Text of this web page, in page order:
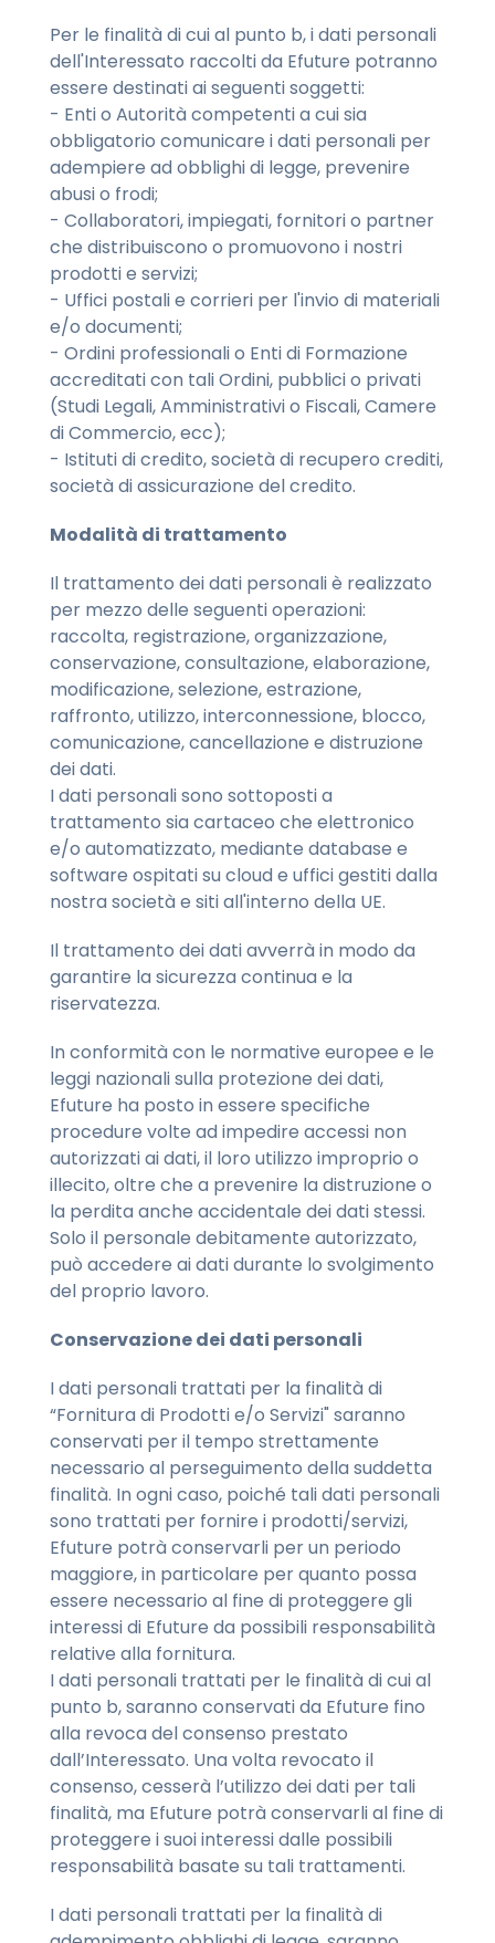
Per le finalità di cui al punto b, i dati personali
dell'Interessato raccolti da Efuture potranno
essere destinati ai seguenti soggetti:
- Enti o Autorità competenti a cui sia
obbligatorio comunicare i dati personali per
adempiere ad obblighi di legge, prevenire
abusi o frodi;
- Collaboratori, impiegati, fornitori o partner
che distribuiscono o promuovono i nostri
prodotti e servizi;
- Uffici postali e corrieri per l'invio di materiali
e/o documenti;
- Ordini professionali o Enti di Formazione
accreditati con tali Ordini, pubblici o privati
(Studi Legali, Amministrativi o Fiscali, Camere
di Commercio, ecc);
- Istituti di credito, società di recupero crediti,
società di assicurazione del credito.
Modalità di trattamento
Il trattamento dei dati personali è realizzato
per mezzo delle seguenti operazioni:
raccolta, registrazione, organizzazione,
conservazione, consultazione, elaborazione,
modificazione, selezione, estrazione,
raffronto, utilizzo, interconnessione, blocco,
comunicazione, cancellazione e distruzione
dei dati.
I dati personali sono sottoposti a
trattamento sia cartaceo che elettronico
e/o automatizzato, mediante database e
software ospitati su cloud e uffici gestiti dalla
nostra società e siti all'interno della UE.
Il trattamento dei dati avverrà in modo da
garantire la sicurezza continua e la
riservatezza.
In conformità con le normative europee e le
leggi nazionali sulla protezione dei dati,
Efuture ha posto in essere specifiche
procedure volte ad impedire accessi non
autorizzati ai dati, il loro utilizzo improprio o
illecito, oltre che a prevenire la distruzione o
la perdita anche accidentale dei dati stessi.
Solo il personale debitamente autorizzato,
può accedere ai dati durante lo svolgimento
del proprio lavoro.
Conservazione dei dati personali
I dati personali trattati per la finalità di
“Fornitura di Prodotti e/o Servizi" saranno
conservati per il tempo strettamente
necessario al perseguimento della suddetta
finalità. In ogni caso, poiché tali dati personali
sono trattati per fornire i prodotti/servizi,
Efuture potrà conservarli per un periodo
maggiore, in particolare per quanto possa
essere necessario al fine di proteggere gli
interessi di Efuture da possibili responsabilità
relative alla fornitura.
I dati personali trattati per le finalità di cui al
punto b, saranno conservati da Efuture fino
alla revoca del consenso prestato
dall’Interessato. Una volta revocato il
consenso, cesserà l’utilizzo dei dati per tali
finalità, ma Efuture potrà conservarli al fine di
proteggere i suoi interessi dalle possibili
responsabilità basate su tali trattamenti.
I dati personali trattati per la finalità di